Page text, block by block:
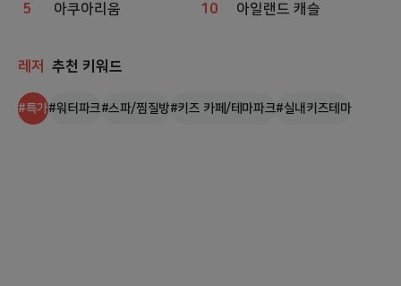
5 아쿠아리움 10 아일랜드 캐슬
레저 추천 키워드
#특가#워터파크#스파/찜질방#키즈 카페/테마파크#실내키즈테마